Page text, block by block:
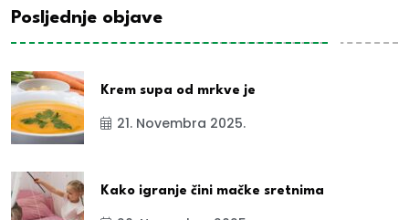
Posljednje objave
Krem supa od mrkve je
21. Novembra 2025.
Kako igranje čini mačke sretnima